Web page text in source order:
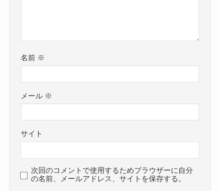
名前 ※
メール ※
サイト
次回のコメントで使用するためブラウザーに自分
の名前、メールアドレス、サイトを保存する。